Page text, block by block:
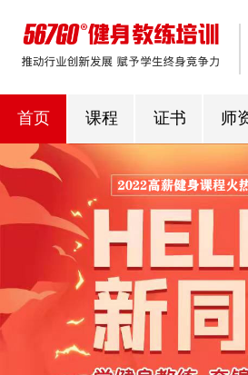
首页 课程 证书 师